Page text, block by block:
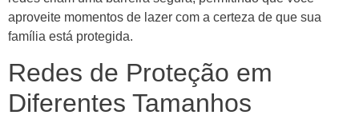
aproveite momentos de lazer com a certeza de que sua
família está protegida.
Redes de Proteção em
Diferentes Tamanhos